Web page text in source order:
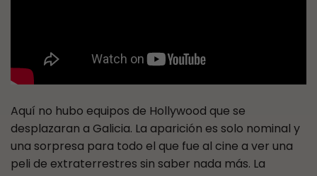
Aquí no hubo equipos de Hollywood que se
desplazaran a Galicia. La aparición es solo nominal y
una sorpresa para todo el que fue al cine a ver una
peli de extraterrestres sin saber nada más. La